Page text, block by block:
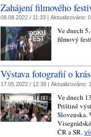
Zahájení filmového
08.08.2022 / 11:33 | Aktualizováno:
Ve dnech
filmový
Výstava fotografií o
17.05.2022 / 12:38 | Aktualizováno:
Ve dnech
Prištině
Slovenska.
ČR a SR.